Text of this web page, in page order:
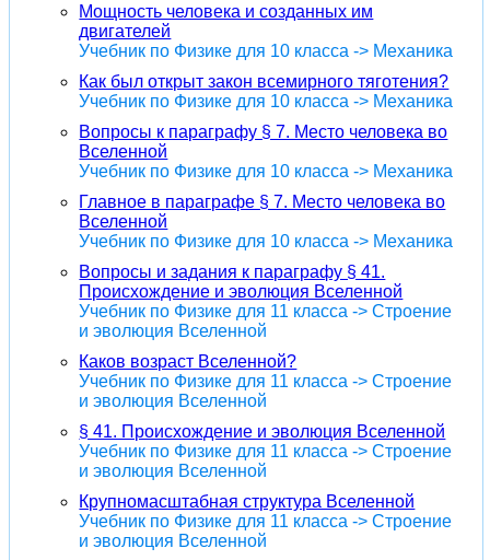
Мощность человека и созданных им
двигателей
Учебник по Физике для 10 класса -> Механика
Как был открыт закон всемирного тяготения?
Учебник по Физике для 10 класса -> Механика
Вопросы к параграфу § 7. Место человека во
Вселенной
Учебник по Физике для 10 класса -> Механика
Главное в параграфе § 7. Место человека во
Вселенной
Учебник по Физике для 10 класса -> Механика
Вопросы и задания к параграфу § 41.
Происхождение и эволюция Вселенной
Учебник по Физике для 11 класса -> Строение
и эволюция Вселенной
Каков возраст Вселенной?
Учебник по Физике для 11 класса -> Строение
и эволюция Вселенной
§ 41. Происхождение и эволюция Вселенной
Учебник по Физике для 11 класса -> Строение
и эволюция Вселенной
Крупномасштабная структура Вселенной
Учебник по Физике для 11 класса -> Строение
и эволюция Вселенной